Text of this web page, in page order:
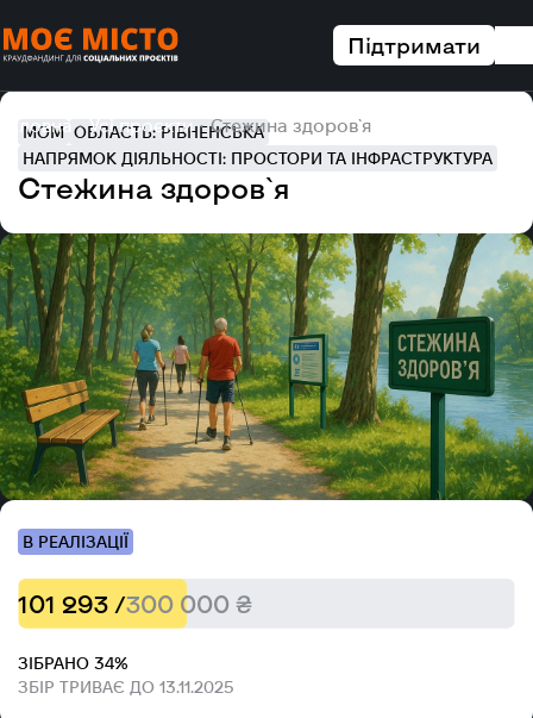
Підтримати
Головна Усі проєкти Стежина здоров`я
MOM ОБЛАСТЬ: РІВНЕНСЬКА
НАПРЯМОК ДІЯЛЬНОСТІ: ПРОСТОРИ ТА ІНФРАСТРУКТУРА
Стежина здоров`я
В РЕАЛІЗАЦІЇ
101 293 /300 000 ₴
ЗІБРАНО 34%
ЗБІР ТРИВАЄ ДО 13.11.2025